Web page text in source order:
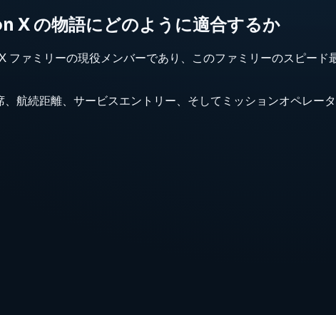
の物語にどのように適合するか
ミリーの現役メンバーであり、このファミリーのスピード
航続距離、サービスエントリー、そしてミッションオペレ